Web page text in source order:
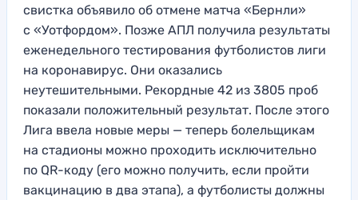
свистка объявило об отмене матча «Бернли»
с «Уотфордом». Позже АПЛ получила результаты
еженедельного тестирования футболистов лиги
на коронавирус. Они оказались
неутешительными. Рекордные 42 из 3805 проб
показали положительный результат. После этого
Лига ввела новые меры — теперь болельщикам
на стадионы можно проходить исключительно
по QR-коду (его можно получить, если пройти
вакцинацию в два этапа), а футболисты должны